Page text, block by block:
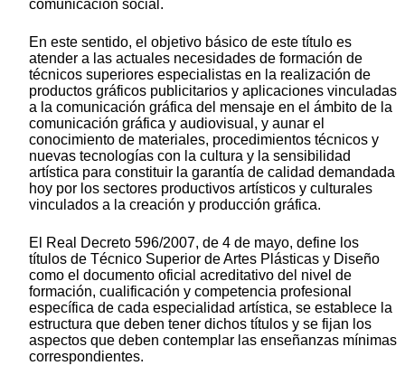
comunicación social.
En este sentido, el objetivo básico de este título es
atender a las actuales necesidades de formación de
técnicos superiores especialistas en la realización de
productos gráficos publicitarios y aplicaciones vinculadas
a la comunicación gráfica del mensaje en el ámbito de la
comunicación gráfica y audiovisual, y aunar el
conocimiento de materiales, procedimientos técnicos y
nuevas tecnologías con la cultura y la sensibilidad
artística para constituir la garantía de calidad demandada
hoy por los sectores productivos artísticos y culturales
vinculados a la creación y producción gráfica.
El Real Decreto 596/2007, de 4 de mayo, define los
títulos de Técnico Superior de Artes Plásticas y Diseño
como el documento oficial acreditativo del nivel de
formación, cualificación y competencia profesional
específica de cada especialidad artística, se establece la
estructura que deben tener dichos títulos y se fijan los
aspectos que deben contemplar las enseñanzas mínimas
correspondientes.